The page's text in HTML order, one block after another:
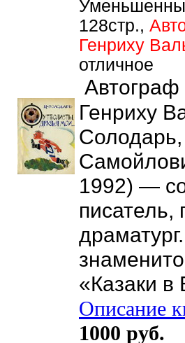
128стр.,
Генриху
отличное
Автограф
Генриху
1992) —
писатель,
«Казаки в
Описание
1000 руб.